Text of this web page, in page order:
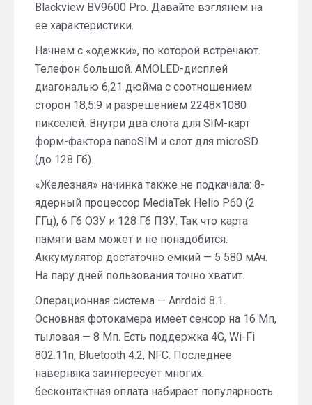
Blackview BV9600 Pro. Давайте взглянем на
ее характеристики.
Начнем с «одежки», по которой встречают.
Телефон большой. AMOLED-дисплей
диагональю 6,21 дюйма с соотношением
сторон 18,5:9 и разрешением 2248×1080
пикселей. Внутри два слота для SIM-карт
форм-фактора nanoSIM и слот для microSD
(до 128 Гб).
«Железная» начинка также не подкачала: 8-
ядерный процессор MediaTek Helio P60 (2
ГГц), 6 Гб ОЗУ и 128 Гб ПЗУ. Так что карта
памяти вам может и не понадобится.
Аккумулятор достаточно емкий — 5 580 мАч.
На пару дней пользования точно хватит.
Операционная система — Anrdoid 8.1.
Основная фотокамера имеет сенсор на 16 Мп,
тыловая — 8 Мп. Есть поддержка 4G, Wi-Fi
802.11n, Bluetooth 4.2, NFC. Последнее
наверняка заинтересует многих:
бесконтактная оплата набирает популярность.